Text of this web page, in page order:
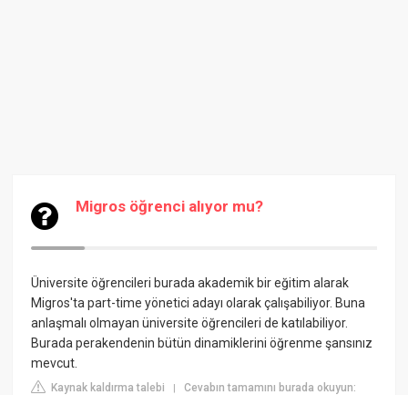
Migros öğrenci alıyor mu?
Üniversite öğrencileri burada akademik bir eğitim alarak
Migros'ta part-time yönetici adayı olarak çalışabiliyor. Buna
anlaşmalı olmayan üniversite öğrencileri de katılabiliyor.
Burada perakendenin bütün dinamiklerini öğrenme şansınız
mevcut.
Kaynak kaldırma talebi |Cevabın tamamını burada okuyun: